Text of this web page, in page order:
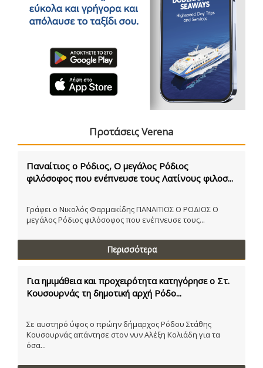
Προτάσεις Verena
Παναίτιος ο Ρόδιος, Ο μεγάλος Ρόδιος
φιλόσοφος που ενέπνευσε τους Λατίνους φιλοσ...
Γράφει ο Νικολός Φαρμακίδης ΠΑΝΑΙΤΙΟΣ Ο ΡΟΔΙΟΣ Ο
μεγάλος Ρόδιος φιλόσοφος που ενέπνευσε τους...
Περισσότερα
Για ημιμάθεια και προχειρότητα κατηγόρησε ο Στ.
Κουσουρνάς τη δημοτική αρχή Ρόδο...
Σε αυστηρό ύφος ο πρώην δήμαρχος Ρόδου Στάθης
Κουσουρνάς απάντησε στον νυν Αλέξη Κολιάδη για τα
όσα...